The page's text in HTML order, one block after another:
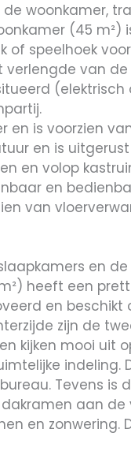
woonkamer,
(45 m²)
speelhoek
van
en is voorzien
en is
en volop
en
van
en
heeft een
en
zijn de
kijken mooi
Tevens is
aan
en zonwering.